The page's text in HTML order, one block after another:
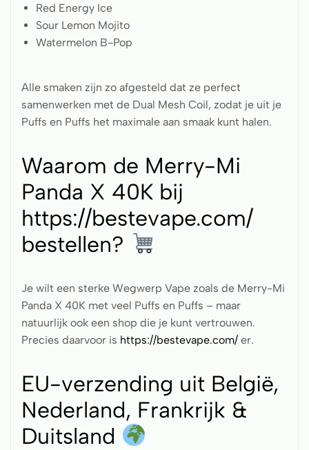
Red Energy Ice
Sour Lemon Mojito
Watermelon B-Pop
Alle smaken zijn zo afgesteld dat ze perfect
samenwerken met de Dual Mesh Coil, zodat je uit je
Puffs en Puffs het maximale aan smaak kunt halen.
Waarom de Merry-Mi
Panda X 40K bij
https://bestevape.com/
bestellen?
Je wilt een sterke Wegwerp Vape zoals de Merry-Mi
Panda X 40K met veel Puffs en Puffs – maar
natuurlijk ook een shop die je kunt vertrouwen.
Precies daarvoor is https://bestevape.com/ er.
EU-verzending uit België,
Nederland, Frankrijk &
Duitsland